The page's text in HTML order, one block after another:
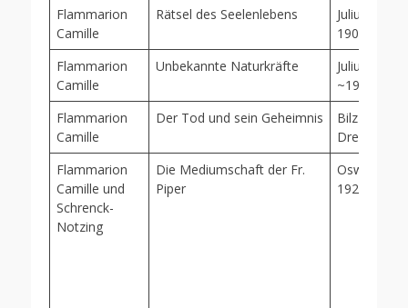
Flammarion
Camille
Rätsel des Seelenlebens
Julius
1909
Flammarion
Camille
Unbekannte Naturkräfte
Julius
~1910
Flammarion
Camille
Der Tod und sein Geheimnis
Bilz-Verlag,
Dresden,
Flammarion
Camille und
Schrenck-
Notzing
Die Mediumschaft der Fr.
Piper
Oswald
1921